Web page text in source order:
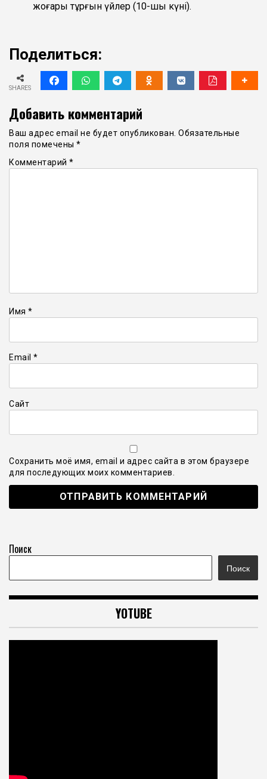
жоғары тұрғын үйлер (10-шы күні).
Поделиться:
SHARES
Добавить комментарий
Ваш адрес email не будет опубликован. Обязательные
поля помечены *
Комментарий *
Имя *
Email *
Сайт
Сохранить моё имя, email и адрес сайта в этом браузере
для последующих моих комментариев.
Поиск
Поиск
YOTUBE